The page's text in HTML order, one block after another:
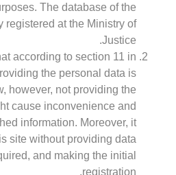
The database of the
registered at the Ministry of
Justice.
according to section 11 in
the personal data is
however, not providing the
cause inconvenience and
information. Moreover, it
site without providing data
and making the initial
registration.